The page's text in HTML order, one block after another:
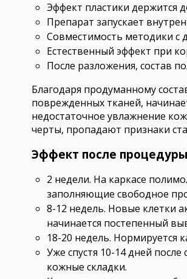
Эффект пластики держится
Препарат запускает
Совместимость методики с
Естественный эффект при
После разложения, состав
Благодаря продуманному
поврежденных тканей,
недостаточное увлажнение
черты, пропадают признаки
Эффект после
2 недели. На каркасе
заполняющие свободное
8-12 недель. Новые клетки
начинается постепенный
18-20 недель. Нормируется
Уже спустя 10-14 дней
кожные складки.